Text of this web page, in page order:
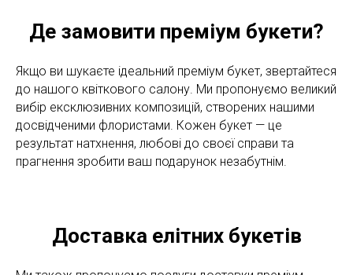
Де замовити преміум букети?
Якщо ви шукаєте ідеальний преміум букет, звертайтеся
до нашого квіткового салону. Ми пропонуємо великий
вибір ексклюзивних композицій, створених нашими
досвідченими флористами. Кожен букет — це
результат натхнення, любові до своєї справи та
прагнення зробити ваш подарунок незабутнім.
Доставка елітних букетів